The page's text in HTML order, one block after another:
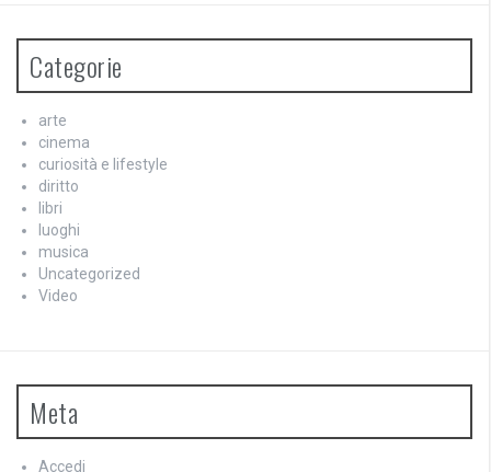
Categorie
arte
cinema
curiosità e lifestyle
diritto
libri
luoghi
musica
Uncategorized
Video
Meta
Accedi